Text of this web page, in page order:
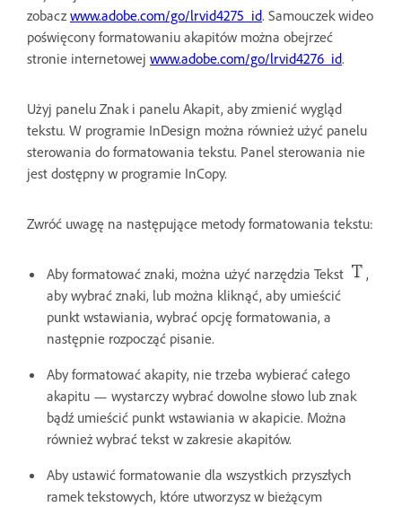
zobacz www.adobe.com/go/lrvid4275_id. Samouczek wideo
poświęcony formatowaniu akapitów można obejrzeć
stronie internetowej www.adobe.com/go/lrvid4276_id.
Użyj panelu Znak i panelu Akapit, aby zmienić wygląd
tekstu. W programie InDesign można również użyć panelu
sterowania do formatowania tekstu. Panel sterowania nie
jest dostępny w programie InCopy.
Zwróć uwagę na następujące metody formatowania tekstu:
Aby formatować znaki, można użyć narzędzia Tekst
,
aby wybrać znaki, lub można kliknąć, aby umieścić
punkt wstawiania, wybrać opcję formatowania, a
następnie rozpocząć pisanie.
Aby formatować akapity, nie trzeba wybierać całego
akapitu — wystarczy wybrać dowolne słowo lub znak
bądź umieścić punkt wstawiania w akapicie. Można
również wybrać tekst w zakresie akapitów.
Aby ustawić formatowanie dla wszystkich przyszłych
ramek tekstowych, które utworzysz w bieżącym